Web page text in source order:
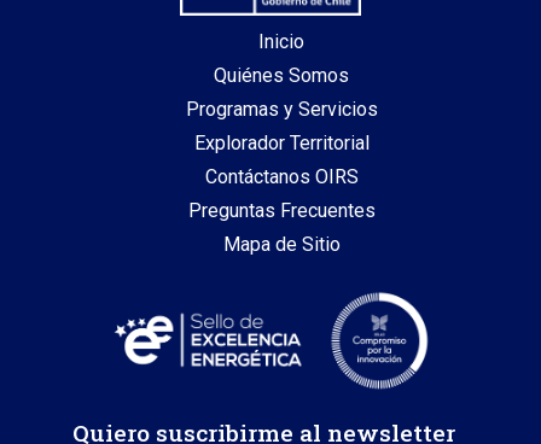
Inicio
Quiénes Somos
Programas y Servicios
Explorador Territorial
Contáctanos OIRS
Preguntas Frecuentes
Mapa de Sitio
Quiero suscribirme al newsletter